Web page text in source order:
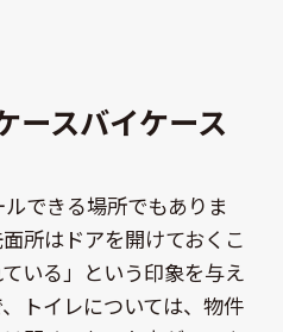
ースバイケース
できる場所でもありま
所はドアを開けておくこ
いる」という印象を与え
トイレについては、物件